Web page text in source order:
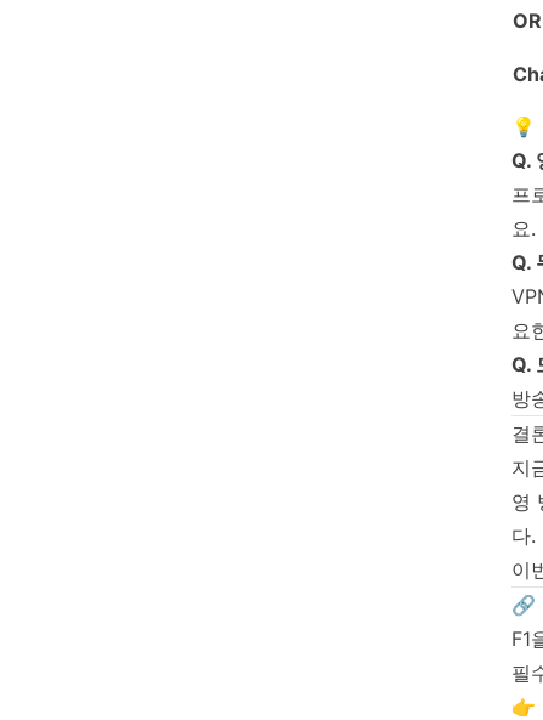
💡
Q.
프
요.
Q.
요
Q.
방
결
지
영
다.
이
🔗
F1
필
👉